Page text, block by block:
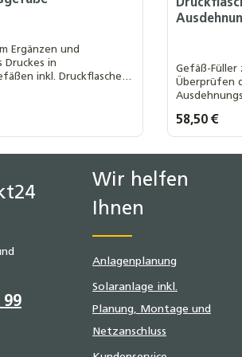
Ergänzen und
Druckes in
inkl. Druckflaschen
von ca. 25 °C und einem
Gefäß-Füller
Überprüfen
einer
Regulärer
58,50 €
99
Wir helfen
Ihnen
Anlagenplanung
Solaranlage inkl.
Planung, Montage und
Netzanschluss